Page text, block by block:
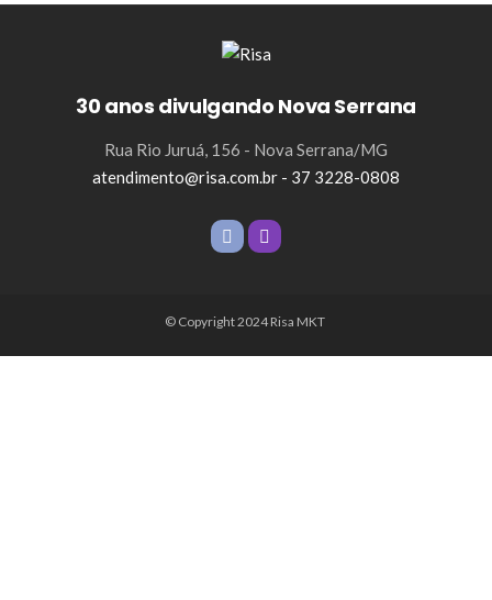
30 anos divulgando Nova Serrana
Rua Rio Juruá, 156 - Nova Serrana/MG
atendimento@risa.com.br - 37 3228-0808
© Copyright 2024 Risa MKT